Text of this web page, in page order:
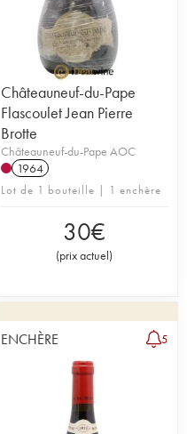
Châteauneuf-du-Pape
Flascoulet Jean Pierre
Brotte
Châteauneuf-du-Pape AOC
1964
Lot de 1 bouteille | 1 enchère
30€
(prix actuel)
ENCHÈRE 5